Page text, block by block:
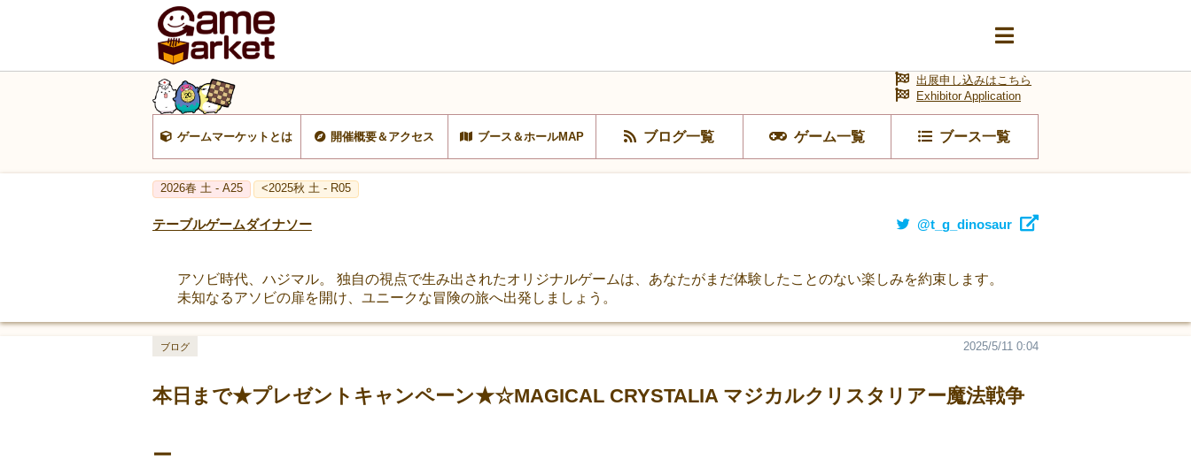
ゲームマーケットとは 開催概要＆アクセス ブース＆ホールMAP ブログ一覧 ゲーム一覧 ブース一覧
出展申し込みはこちら
Exhibitor Application
2026春 土 - A25 <2025秋 土 - R05
テーブルゲームダイナソー @t_g_dinosaur
アソビ時代、ハジマル。 独自の視点で生み出されたオリジナルゲームは、あなたがまだ体験したことのない楽しみを約束します。
未知なるアソビの扉を開け、ユニークな冒険の旅へ出発しましょう。
本日まで★プレゼントキャンペーン★☆MAGICAL CRYSTALIA マジカルクリスタリアー魔法戦争
ー
2025/5/11 0:04
ブログ